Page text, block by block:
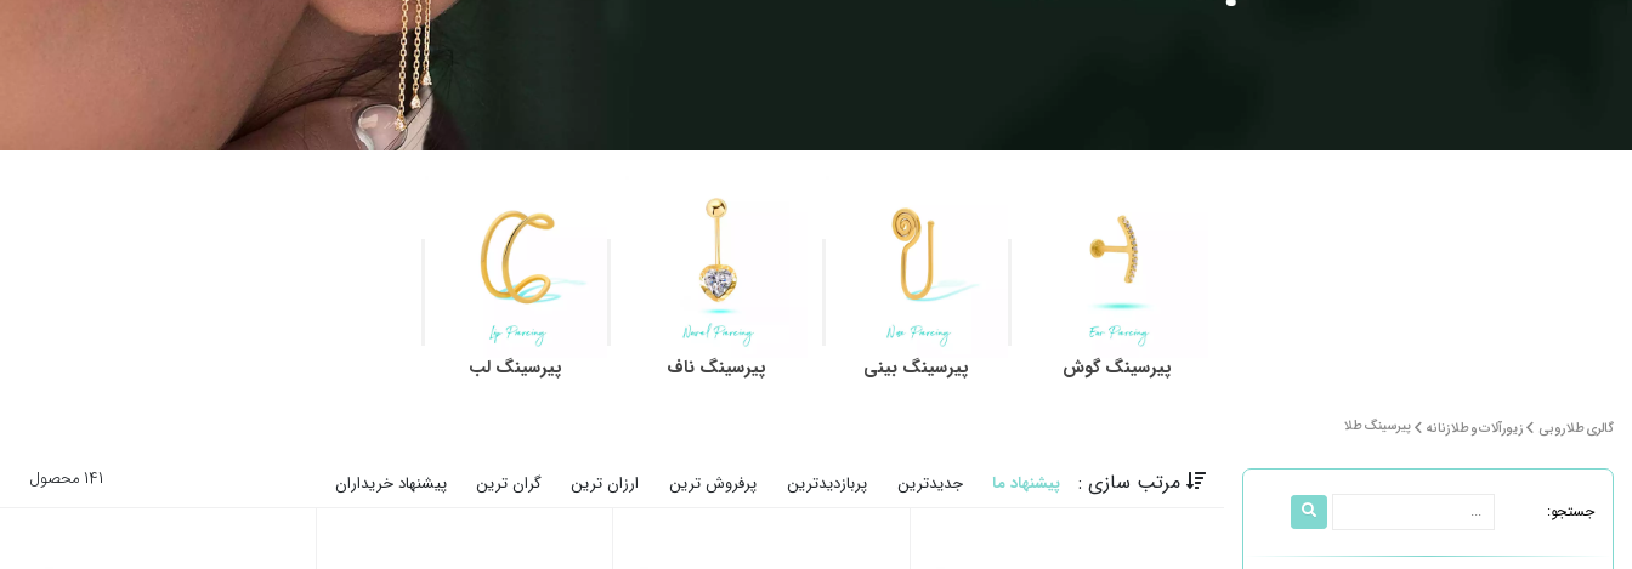
پیرسینگ گوش پیرسینگ بینی پیرسینگ ناف پیرسینگ لب
گالری طلا روبی زیورآلات و طلا زنانه پیرسینگ طلا
جستجو:
مرتب سازی : پیشنهاد ما جدیدترین پربازدیدترین پرفروش ترین ارزان ترین گران ترین پیشنهاد خریداران 141 محصول